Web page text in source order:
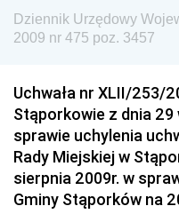
Dziennik Urzędowy
Granicznej
Drogowego
Dziennik Urzędowy
Dziennik Urzędowy
Dziennik Urzędowy
Społecznej
Dziennik Urzędowy
2009 nr 475 poz. 3457
Uchwała nr XLII/253/
Stąporkowie z dnia 29
sprawie uchylenia
Rady Miejskiej w
sierpnia 2009r. w
Gminy Stąporków na